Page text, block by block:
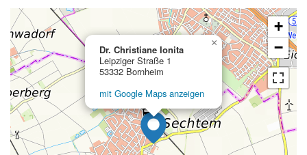
Dr. Christiane Ionita
Leipziger Straße 1
53332 Bornheim
mit Google Maps anzeigen
×
+
−